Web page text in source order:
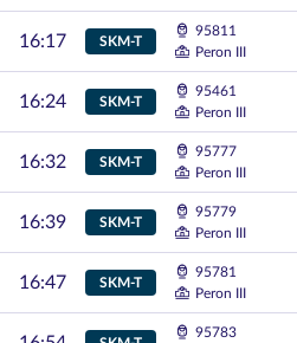
16:17 SKM-T
95811
Peron III
16:24 SKM-T
95461
Peron III
16:32 SKM-T
95777
Peron III
16:39 SKM-T
95779
Peron III
16:47 SKM-T
95781
Peron III
95783